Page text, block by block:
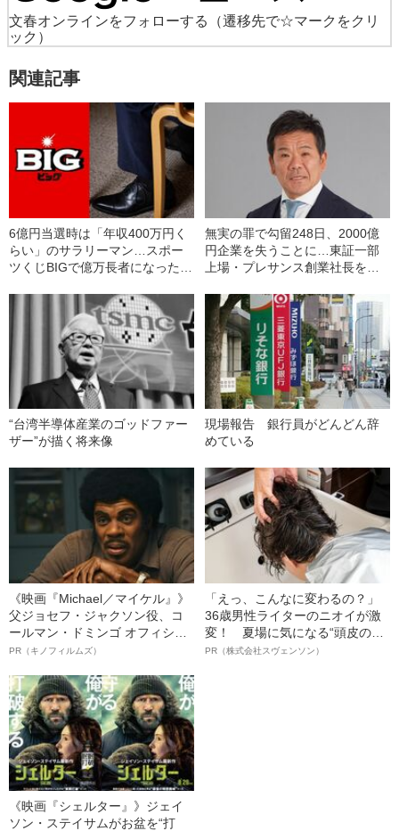
文春オンラインをフォローする
（遷移先で☆マークをクリ
ック）
関連記事
6億円当選時は「年収400万円く
らい」のサラリーマン…スポー
ツくじBIGで億万長者になった男
無実の罪で勾留248日、2000億
円企業を失うことに…東証一部
上場・プレサンス創業社長を襲
“台湾半導体産業のゴッドファー
ザー”が描く将来像
現場報告 銀行員がどんどん辞
めている
《映画『Michael／マイケル』》
父ジョセフ・ジャクソン役、コ
ールマン・ドミンゴ オフィシャ
ルインタビュー“観客を魅了した
語る”《日本興収70億円突破》
PR（キノフィルムズ）
「えっ、こんなに変わるの？」
36歳男性ライターのニオイが激
変！ 夏場に気になる“頭皮のニ
オイ”や“ベタつき”を解消す
PR（株式会社スヴェンソン）
《映画『シェルター』》ジェイ
ソン・ステイサムがお盆を“打